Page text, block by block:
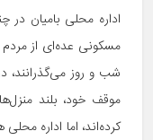
اداره محلی بامیان
مسکونی عده‌ای از مردم
شب و روز می‌گذرانند، در
موقف خود، بلند
کرده‌اند، اما اداره